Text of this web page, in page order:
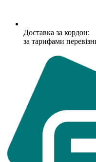
Доставка за кордон:
за тарифами